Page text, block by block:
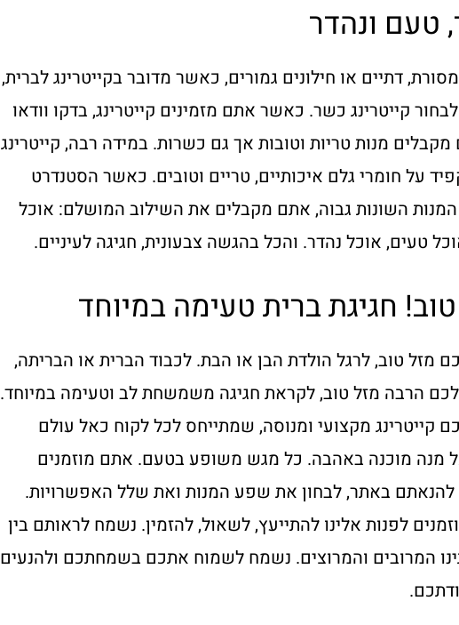
טעם ונהדר
דתיים או חילונים גמורים, כאשר מדובר בקייטרינג לברית,
קייטרינג כשר. כאשר אתם מזמינים קייטרינג, בדקו וודאו
מנות טריות וטובות אך גם כשרות. במידה רבה, קייטרינג
על חומרי גלם איכותיים, טריים וטובים. כאשר הסטנדרט
השונות גבוה, אתם מקבלים את השילוב המושלם: אוכל
טעים, אוכל נהדר. והכל בהגשה צבעונית, חגיגה לעיניים.
חגיגת ברית טעימה במיוחד
מזל טוב, לרגל הולדת הבן או הבת. לכבוד הברית או הבריתה,
הרבה מזל טוב, לקראת חגיגה משמשחת לב וטעימה במיוחד.
קייטרינג מקצועי ומנוסה, שמתייחס לכל לקוח כאל עולם
מנה מוכנה באהבה. כל מגש משופע בטעם. אתם מוזמנים
באתר, לבחון את שפע המנות ואת שלל האפשרויות.
לפנות אלינו להתייעץ, לשאול, להזמין. נשמח לראותם בין
המרובים והמרוצים. נשמח לשמוח אתכם בשמחתכם ולהנעים